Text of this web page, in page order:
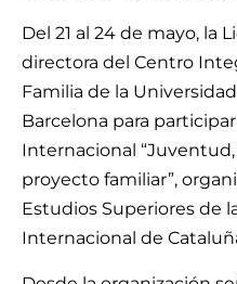
Del 21 al 24 de mayo, la
directora del Centro
Familia de la Universidad
Barcelona para
Internacional
proyecto familiar”,
Estudios Superiores de
Internacional de